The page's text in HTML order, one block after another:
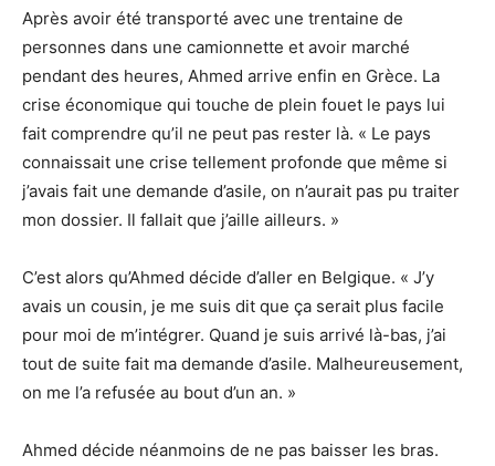
Après avoir été transporté avec une trentaine de
personnes dans une camionnette et avoir marché
pendant des heures, Ahmed arrive enfin en Grèce. La
crise économique qui touche de plein fouet le pays lui
fait comprendre qu’il ne peut pas rester là. « Le pays
connaissait une crise tellement profonde que même si
j’avais fait une demande d’asile, on n’aurait pas pu traiter
mon dossier. Il fallait que j’aille ailleurs. »
C’est alors qu’Ahmed décide d’aller en Belgique. « J’y
avais un cousin, je me suis dit que ça serait plus facile
pour moi de m’intégrer. Quand je suis arrivé là-bas, j’ai
tout de suite fait ma demande d’asile. Malheureusement,
on me l’a refusée au bout d’un an. »
Ahmed décide néanmoins de ne pas baisser les bras.